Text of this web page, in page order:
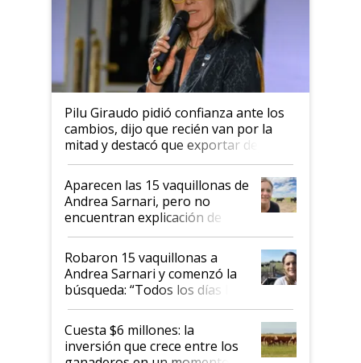
Pilu Giraudo pidió confianza ante los
cambios, dijo que recién van por la
mitad y destacó que exportar dejó de
ser "para unos pocos": "Tenemos un
mandato muy claro del gobierno
nacional"
Aparecen las 15 vaquillonas de
Andrea Sarnari, pero no
encuentran explicación de
cómo llegaron allí
Robaron 15 vaquillonas a
Andrea Sarnari y comenzó la
búsqueda: “Todos los días le
toca a algún productor”
Cuesta $6 millones: la
inversión que crece entre los